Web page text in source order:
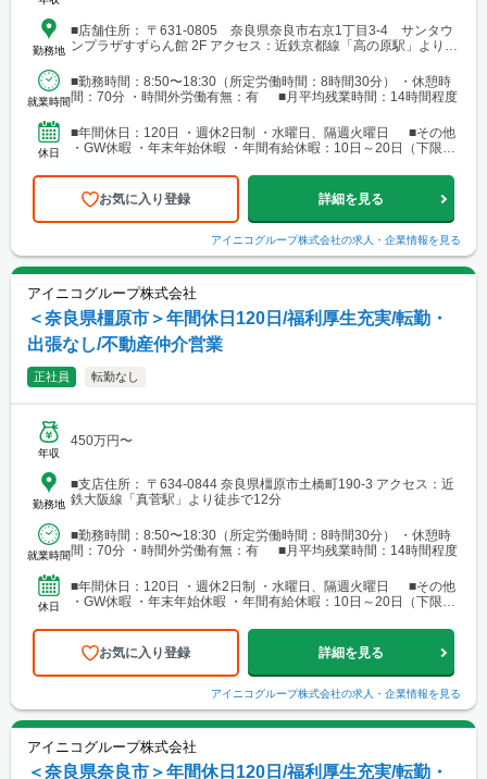
勤務地
■店舗住所： 〒631-0805 奈良県奈良市右京1丁目3-4 サンタウ
ンプラザすずらん館 2F アクセス：近鉄京都線「高の原駅」より徒
就業時間
■勤務時間：8:50〜18:30（所定労働時間：8時間30分） ・休憩時
間：70分 ・時間外労働有無：有 ■月平均残業時間：14時間程度
休日
■年間休日：120日 ・週休2日制 ・水曜日、隔週火曜日 ■その他
・GW休暇 ・年末年始休暇 ・年間有給休暇：10日～20日（下限日
お気に入り登録 詳細を見る
アイニコグループ株式会社の求人・企業情報を見る
アイニコグループ株式会社
＜奈良県橿原市＞年間休日120日/福利厚生充実/転勤・
出張なし/不動産仲介営業
正社員 転勤なし
年収
450万円〜
勤務地
■支店住所： 〒634-0844 奈良県橿原市土橋町190-3 アクセス：近
鉄大阪線「真菅駅」より徒歩で12分
就業時間
■勤務時間：8:50〜18:30（所定労働時間：8時間30分） ・休憩時
間：70分 ・時間外労働有無：有 ■月平均残業時間：14時間程度
休日
■年間休日：120日 ・週休2日制 ・水曜日、隔週火曜日 ■その他
・GW休暇 ・年末年始休暇 ・年間有給休暇：10日～20日（下限日
お気に入り登録 詳細を見る
アイニコグループ株式会社の求人・企業情報を見る
アイニコグループ株式会社
＜奈良県奈良市＞年間休日120日/福利厚生充実/転勤・